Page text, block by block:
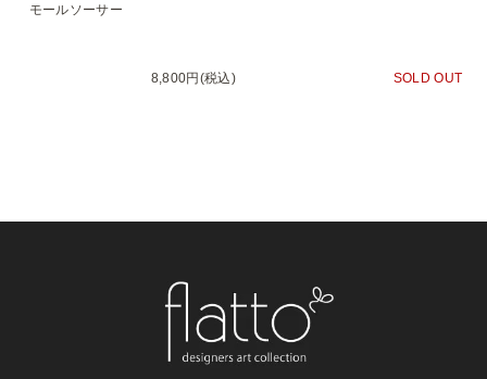
モールソーサー
8,800円(税込) SOLD OUT